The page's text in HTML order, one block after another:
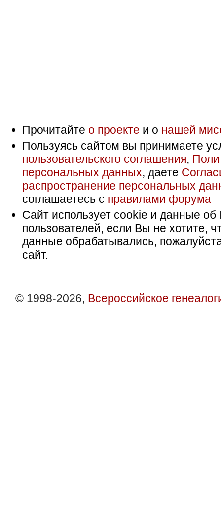
Прочитайте о проекте и о нашей
Пользуясь сайтом вы принимаете
пользовательского соглашения,
персональных данных, даете
распространение персональных
соглашаетесь с правилами форума
Сайт использует cookie и данные об
пользователей, если Вы не хотите,
данные обрабатывались,
сайт.
© 1998-2026, Всероссийское